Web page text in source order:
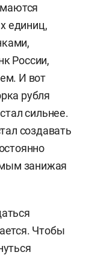
единиц,
России,
И вот
рубля
сильнее.
создавать
занижая
Чтобы